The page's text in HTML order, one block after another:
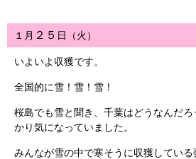
１月 ２５ 日（火）
いよいよ収獲です。
全国的に雪！雪！雪！
桜島でも雪と聞き、千葉はどうなんだ
かり気になっていました。
みんなが雪の中で寒そうに収獲している